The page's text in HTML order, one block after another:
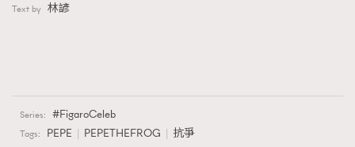
Text by 林諺
Series: FigaroCeleb
Tags: PEPE PEPETHEFROG 抗爭